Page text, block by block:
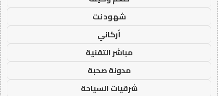
شهود نت
أركاني
مباشر التقنية
مدونة صحبة
شرقيات السياحة